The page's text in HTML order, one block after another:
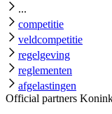
...
competitie
veldcompetitie
regelgeving
reglementen
afgelastingen
Official partners